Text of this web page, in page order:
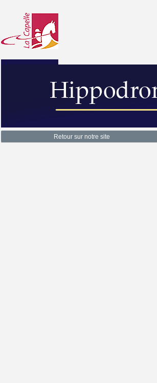
Retour sur notre site